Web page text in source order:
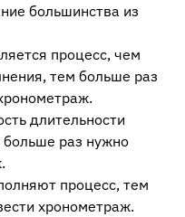
большинства из
процесс, чем
тем больше раз
длительности
больше раз нужно
процесс, тем
хронометраж.